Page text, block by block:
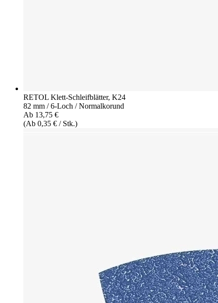
RETOL Klett-Schleifblätter, K24
82 mm / 6-Loch / Normalkorund
Ab 13,75 €
(Ab 0,35 € / Stk.)